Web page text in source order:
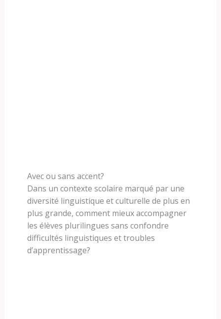
Avec ou sans accent?
Dans un contexte scolaire marqué par une
diversité linguistique et culturelle de plus en
plus grande, comment mieux accompagner
les élèves plurilingues sans confondre
difficultés linguistiques et troubles
d’apprentissage?